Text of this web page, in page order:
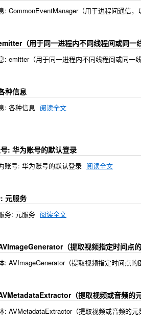
CommonEventManager（用于进程间通信，
（用于同一进程内不同线程间或同一
emitter（用于同一进程内不同线程间或同一
种信息
: 各种信息 阅读全文
: 华为账号的默认登录
账号: 华为账号的默认登录 阅读全文
元服务
务: 元服务 阅读全文
（提取视频指定时间点的
AVImageGenerator（提取视频指定时间点的
（提取视频或音频的元
AVMetadataExtractor（提取视频或音频的元